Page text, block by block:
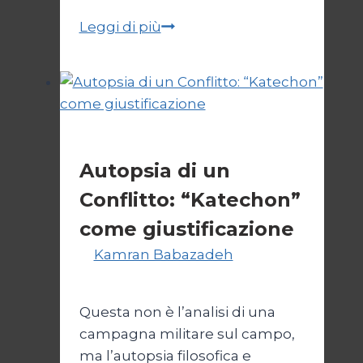
Leggi di piùJCPOA,
del
Diritto
Autopsia di un
Conflitto: “Katechon”
come giustificazione
Kamran Babazadeh
Questa non è l’analisi di una
campagna militare sul campo,
ma l’autopsia filosofica e